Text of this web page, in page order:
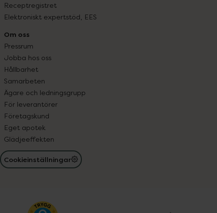
Receptregistret
Elektroniskt expertstöd, EES
Om oss
Pressrum
Jobba hos oss
Hållbarhet
Samarbeten
Ägare och ledningsgrupp
För leverantörer
Företagskund
Eget apotek
Glädjeeffekten
Cookieinställningar